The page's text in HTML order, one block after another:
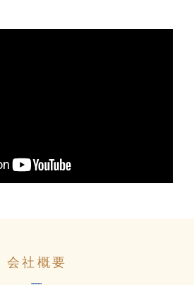
会社概要